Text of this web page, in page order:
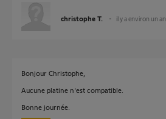
christophe T. il y a environ un an
Bonjour Christophe,
Aucune platine n'est compatible.
Bonne journée.